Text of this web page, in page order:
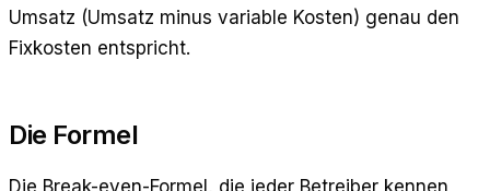
Umsatz (Umsatz minus variable Kosten) genau den
Fixkosten entspricht.
Die Formel